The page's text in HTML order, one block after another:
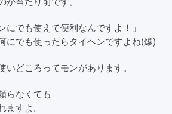
にでも使えて便利なんですよ！」
にでも使ったらタイヘンですよね(爆)
どころってモンがあります。
らなくても
すよ。